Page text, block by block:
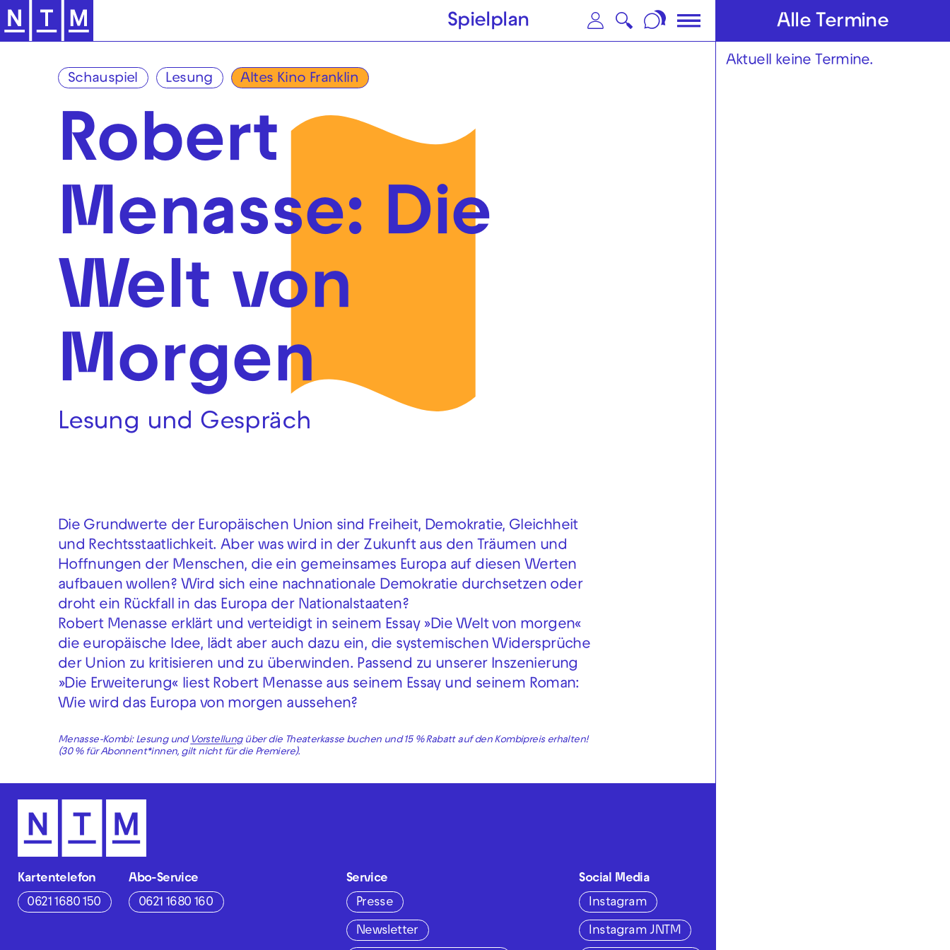
Zur Hauptnavigation springen Zum Hauptinhalt springen Zum Footer springen
Spielplan
Schauspiel Lesung Altes Kino Franklin
Robert
Menasse: Die
Welt von
Morgen
Lesung und Gespräch
Die Grundwerte der Europäischen Union sind Freiheit, Demokratie, Gleichheit
und Rechtsstaatlichkeit. Aber was wird in der Zukunft aus den Träumen und
Hoffnungen der Menschen, die ein gemeinsames Europa auf diesen Werten
aufbauen wollen? Wird sich eine nachnationale Demokratie durchsetzen oder
droht ein Rückfall in das Europa der Nationalstaaten?
Robert Menasse erklärt und verteidigt in seinem Essay »Die Welt von morgen«
die europäische Idee, lädt aber auch dazu ein, die systemischen Widersprüche
der Union zu kritisieren und zu überwinden. Passend zu unserer Inszenierung
»Die Erweiterung« liest Robert Menasse aus seinem Essay und seinem Roman:
Wie wird das Europa von morgen aussehen?
Menasse-Kombi: Lesung und Vorstellungüber die Theaterkasse buchen und 15 % Rabatt auf den Kombipreis erhalten!
(30 % für Abonnent*innen, gilt nicht für die Premiere).
Alle Termine
Aktuell keine Termine.
Kartentelefon
0621 1680 150
Abo-Service
0621 1680 160
Service
Presse
Newsletter
Social Media
Instagram
Instagram JNTM